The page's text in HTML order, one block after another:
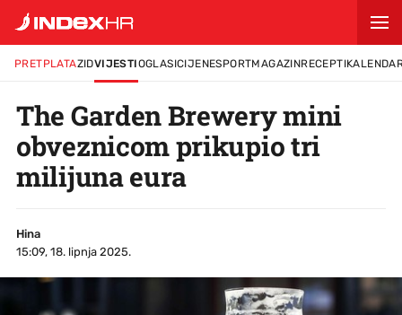
PRETPLATAZIDVIJESTIOGLASICIJENESPORTMAGAZINRECEPTI
The Garden Brewery mini
obveznicom prikupio tri
milijuna eura
Hina
15:09, 18. lipnja 2025.